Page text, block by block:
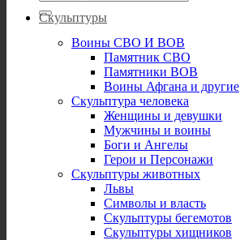
Скульптуры
Воины СВО И ВОВ
Памятник СВО
Памятники ВОВ
Воины Афгана и другие
Скульптура человека
Женщины и девушки
Мужчины и воины
Боги и Ангелы
Герои и Персонажи
Скульптуры животных
Львы
Символы и власть
Скульптуры бегемотов
Скульптуры хищников